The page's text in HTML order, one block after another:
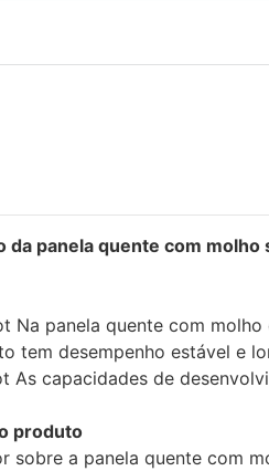
da panela quente com molho
Na panela quente com
tem desempenho estável e
As capacidades de
produto
sobre a panela quente com